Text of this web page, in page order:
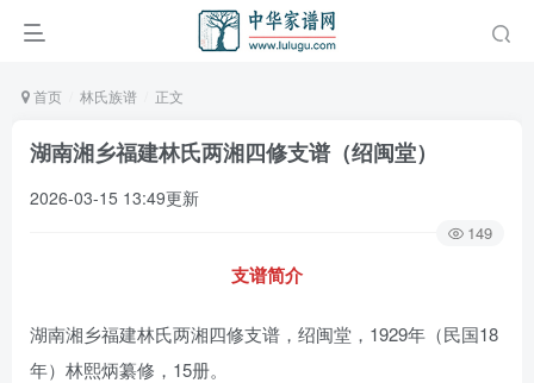
首页 林氏族谱 正文
湖南湘乡福建林氏两湘四修支谱（绍闽堂）
2026-03-15 13:49更新
149
支谱简介
湖南湘乡福建林氏两湘四修支谱，绍闽堂，1929年（民国18
年）林熙炳纂修，15册。